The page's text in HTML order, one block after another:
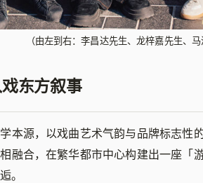
（由左到右：李昌达先生、龙梓嘉先生、马
东方叙事
本源，以戏曲艺术气韵与品牌标志性
融合，在繁华都市中心构建出一座「
。